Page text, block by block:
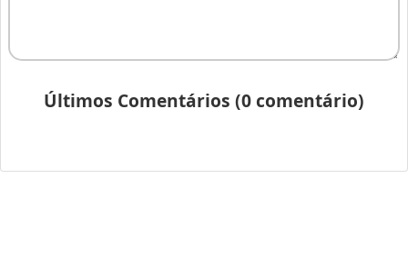
Últimos Comentários (0 comentário)